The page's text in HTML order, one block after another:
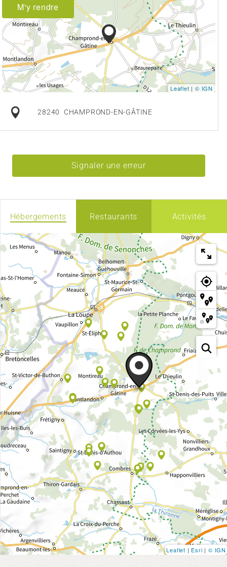
M'y rendre
Leaflet | © IGN
28240 CHAMPROND-EN-GÂTINE
Signaler une erreur
Hébergements Restaurants Activités
Leaflet | Esri | © IGN